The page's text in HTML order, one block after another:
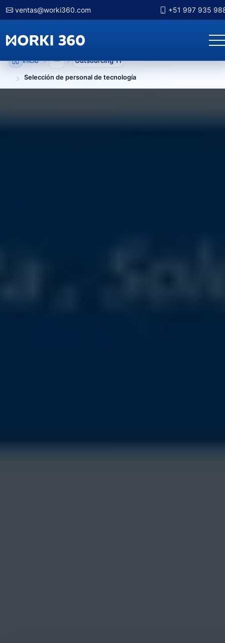
ventas@worki360.com +51 997 935
Inicio Mostrar niveles anteriores
Outsourcing TI
Selección de personal de tecnología